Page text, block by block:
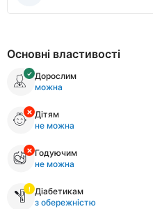
Основні властивості
Дорослим
можна
Дітям
не можна
Годуючим
не можна
Діабетикам
з обережністю